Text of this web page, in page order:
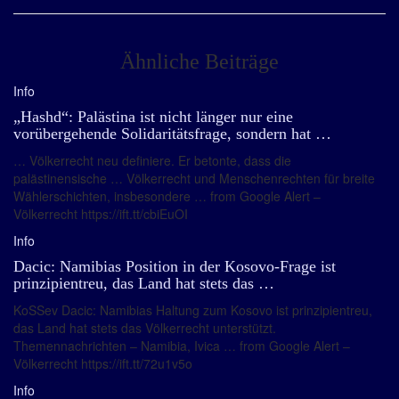
Ähnliche Beiträge
Info
„Hashd“: Palästina ist nicht länger nur eine
vorübergehende Solidaritätsfrage, sondern hat …
… Völkerrecht neu definiere. Er betonte, dass die
palästinensische … Völkerrecht und Menschenrechten für breite
Wählerschichten, insbesondere … from Google Alert –
Völkerrecht https://ift.tt/cbiEuOI
Info
Dacic: Namibias Position in der Kosovo-Frage ist
prinzipientreu, das Land hat stets das …
KoSSev Dacic: Namibias Haltung zum Kosovo ist prinzipientreu,
das Land hat stets das Völkerrecht unterstützt.
Themennachrichten – Namibia, Ivica … from Google Alert –
Völkerrecht https://ift.tt/72u1v5o
Info